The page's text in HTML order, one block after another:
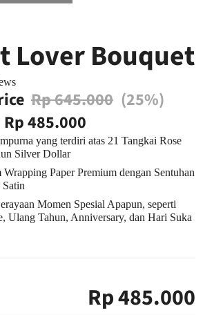
Lover Bouquet
Rp 645.000 (25%)
Rp 485.000
yang terdiri atas 21 Tangkai Rose
Silver Dollar
Paper Premium dengan Sentuhan
Momen Spesial Apapun, seperti
Ulang Tahun, Anniversary, dan Hari Suka
Rp485.000